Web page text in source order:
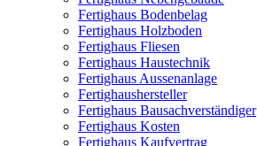
Fertighaus Bodenbelag
Fertighaus Holzboden
Fertighaus Fliesen
Fertighaus Haustechnik
Fertighaus Aussenanlage
Fertighaushersteller
Fertighaus Bausachverständiger
Fertighaus Kosten
Fertighaus Kaufvertrag